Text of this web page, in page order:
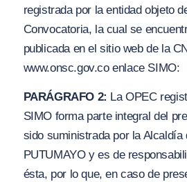
registrada por la entidad objeto
Convocatoria, la cual se
publicada en el sitio web de la
www.onsc.gov.coenlace SIMO:
PARÁGRAFO 2: La OPEC
SIMO forma parte integral del
sido suministrada por la Alcaldía
PUTUMAYO y es de
ésta, por lo que, en caso de